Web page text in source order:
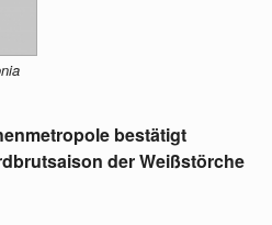
bestätigt
der Weißstörche